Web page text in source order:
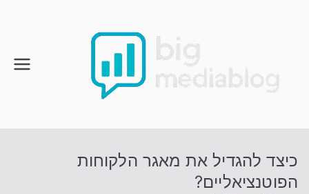
כיצד להגדיל את מאגר הלקוחות
הפוטנציאליים?